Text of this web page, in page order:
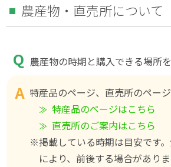
農産物・直売所について
農産物の時期と購入できる場所
特産品のページ、直売所のペー
特産品のページはこちら
直売所のご案内はこちら
※掲載している時期は目安です
により、前後する場合があり